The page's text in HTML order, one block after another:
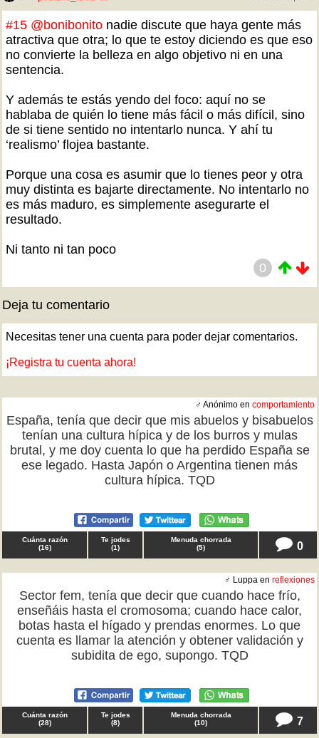
#15 @bonibonito nadie discute que haya gente más
atractiva que otra; lo que te estoy diciendo es que eso
no convierte la belleza en algo objetivo ni en una
sentencia.
Y además te estás yendo del foco: aquí no se
hablaba de quién lo tiene más fácil o más difícil, sino
de si tiene sentido no intentarlo nunca. Y ahí tu
‘realismo’ flojea bastante.
Porque una cosa es asumir que lo tienes peor y otra
muy distinta es bajarte directamente. No intentarlo no
es más maduro, es simplemente asegurarte el
resultado.
Ni tanto ni tan poco
0
Deja tu comentario
Necesitas tener una cuenta para poder dejar comentarios.
¡Registra tu cuenta ahora!
♂ Anónimo en comportamiento
España, tenía que decir que mis abuelos y bisabuelos
tenían una cultura hípica y de los burros y mulas
brutal, y me doy cuenta lo que ha perdido España se
ese legado. Hasta Japón o Argentina tienen más
cultura hípica. TQD
Cuánta razón
(16)
Te jodes
(1)
Menuda chorrada
(5) 0
♂ Luppa en reflexiones
Sector fem, tenía que decir que cuando hace frío,
enseñáis hasta el cromosoma; cuando hace calor,
botas hasta el hígado y prendas enormes. Lo que
cuenta es llamar la atención y obtener validación y
subidita de ego, supongo. TQD
Cuánta razón
(28)
Te jodes
(8)
Menuda chorrada
(10) 7